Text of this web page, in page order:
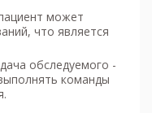
может
что является
обследуемого -
команды